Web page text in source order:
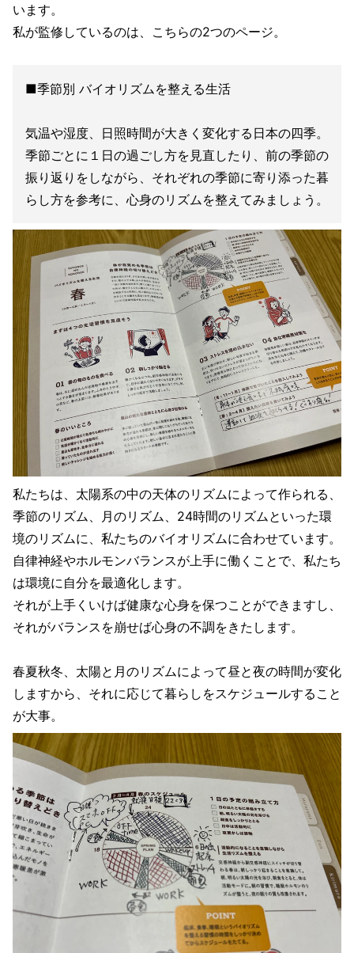
います。
私が監修しているのは、こちらの2つのページ。
■季節別 バイオリズムを整える生活
気温や湿度、日照時間が大きく変化する日本の四季。
季節ごとに１日の過ごし方を見直したり、前の季節の
振り返りをしながら、それぞれの季節に寄り添った暮
らし方を参考に、心身のリズムを整えてみましょう。
私たちは、太陽系の中の天体のリズムによって作られる、
季節のリズム、月のリズム、24時間のリズムといった環
境のリズムに、私たちのバイオリズムに合わせています。
自律神経やホルモンバランスが上手に働くことで、私たち
は環境に自分を最適化します。
それが上手くいけば健康な心身を保つことができますし、
それがバランスを崩せば心身の不調をきたします。
春夏秋冬、太陽と月のリズムによって昼と夜の時間が変化
しますから、それに応じて暮らしをスケジュールすること
が大事。